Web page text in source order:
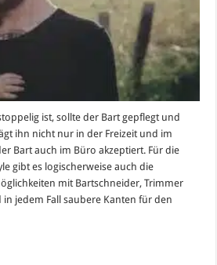
ist, sollte der Bart gepflegt und
ihn nicht nur in der Freizeit und im
Bart auch im Büro akzeptiert. Für die
gibt es logischerweise auch die
mit Bartschneider, Trimmer
in jedem Fall saubere Kanten für den